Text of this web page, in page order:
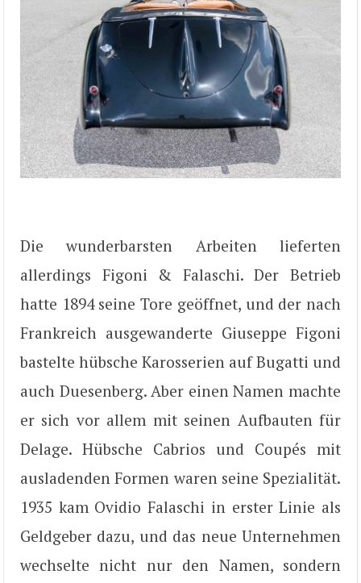
Die wunderbarsten Arbeiten lieferten
allerdings Figoni & Falaschi. Der Betrieb
hatte 1894 seine Tore geöffnet, und der nach
Frankreich ausgewanderte Giuseppe Figoni
bastelte hübsche Karosserien auf Bugatti und
auch Duesenberg. Aber einen Namen machte
er sich vor allem mit seinen Aufbauten für
Delage. Hübsche Cabrios und Coupés mit
ausladenden Formen waren seine Spezialität.
1935 kam Ovidio Falaschi in erster Linie als
Geldgeber dazu, und das neue Unternehmen
wechselte nicht nur den Namen, sondern